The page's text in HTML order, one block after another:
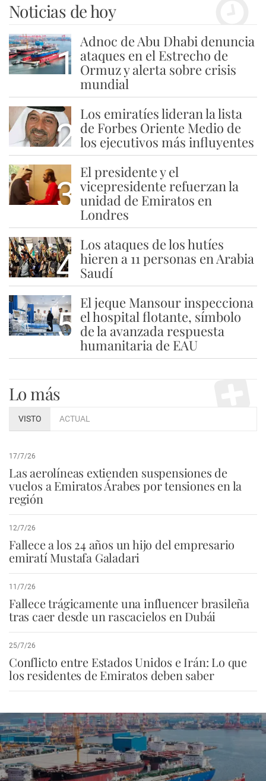
Noticias de hoy
1
Adnoc de Abu Dhabi denuncia
ataques en el Estrecho de
Ormuz y alerta sobre crisis
mundial
2
Los emiratíes lideran la lista
de Forbes Oriente Medio de
los ejecutivos más influyentes
3
El presidente y el
vicepresidente refuerzan la
unidad de Emiratos en
Londres
4
Los ataques de los hutíes
hieren a 11 personas en Arabia
Saudí
5
El jeque Mansour inspecciona
el hospital flotante, símbolo
de la avanzada respuesta
humanitaria de EAU
Lo más
VISTO ACTUAL
17/7/26
Las aerolíneas extienden suspensiones de
vuelos a Emiratos Árabes por tensiones en la
región
12/7/26
Fallece a los 24 años un hijo del empresario
emiratí Mustafa Galadari
11/7/26
Fallece trágicamente una influencer brasileña
tras caer desde un rascacielos en Dubái
25/7/26
Conflicto entre Estados Unidos e Irán: Lo que
los residentes de Emiratos deben saber